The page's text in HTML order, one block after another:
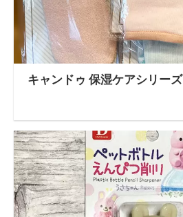
キャンドゥ 保湿ケアシリーズ